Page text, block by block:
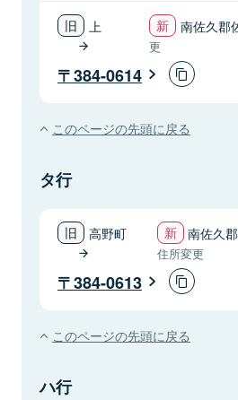
上 南佐久郡
更
384-0614
このページの先頭に戻る
タ行
高野町 南佐久
住所変更
384-0613
このページの先頭に戻る
ハ行